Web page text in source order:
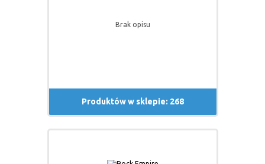
Brak opisu
Produktów w sklepie: 268